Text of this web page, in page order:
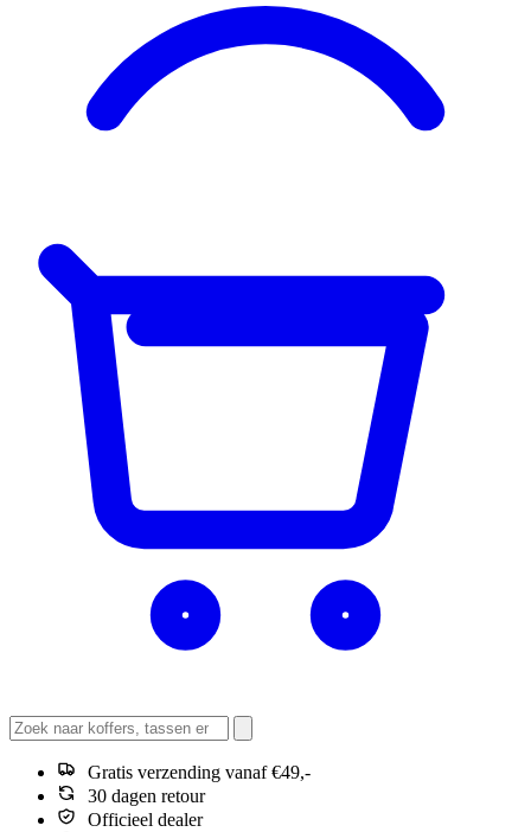
Gratis verzending vanaf €49,-
30 dagen retour
Officieel dealer